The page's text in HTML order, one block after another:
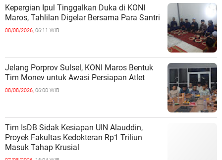
Kepergian Ipul Tinggalkan Duka di KONI
Maros, Tahlilan Digelar Bersama Para Santri
08/08/2026, 06:11 WIB
Jelang Porprov Sulsel, KONI Maros Bentuk
Tim Monev untuk Awasi Persiapan Atlet
08/08/2026, 06:00 WIB
Tim IsDB Sidak Kesiapan UIN Alauddin,
Proyek Fakultas Kedokteran Rp1 Triliun
Masuk Tahap Krusial